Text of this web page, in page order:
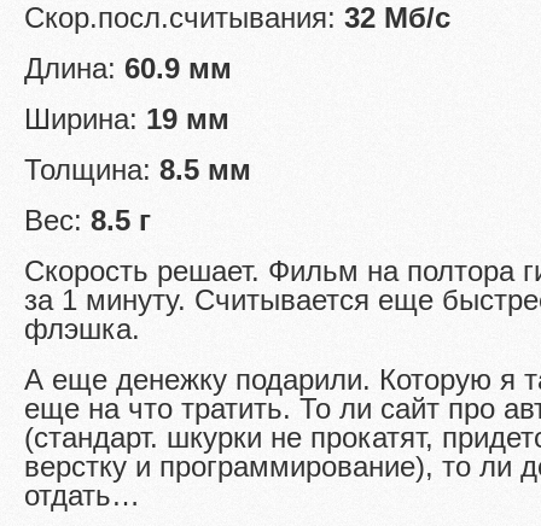
Скор.посл.считывания: 32 Мб/с
Длина: 60.9 мм
Ширина: 19 мм
Толщина: 8.5 мм
Вес: 8.5 г
Скорость решает. Фильм на полтора
за 1 минуту. Считывается еще
флэшка.
А еще денежку подарили. Которую я
еще на что тратить. То ли сайт про
(стандарт. шкурки не прокатят,
верстку и программирование), то ли
отдать…